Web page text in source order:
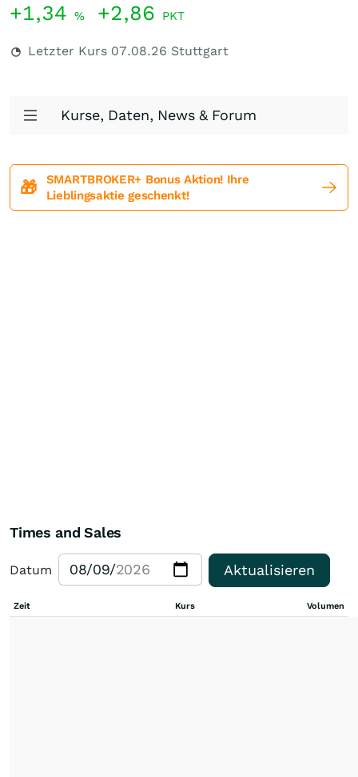
+1,34 % +2,86 PKT
Letzter Kurs 07.08.26 Stuttgart
Kurse, Daten, News & Forum
🎁
SMARTBROKER+ Bonus Aktion! Ihre
Lieblingsaktie geschenkt!
Times and Sales
Datum Aktualisieren
Zeit Kurs Volumen